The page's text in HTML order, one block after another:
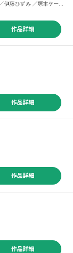
作品詳細
作品詳細
作品詳細
作品詳細